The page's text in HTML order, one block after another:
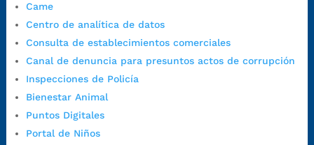
Came
Centro de analítica de datos
Consulta de establecimientos comerciales
Canal de denuncia para presuntos actos de corrupción
Inspecciones de Policía
Bienestar Animal
Puntos Digitales
Portal de Niños
Horario de Atención:
1:00 p.m. a 5:30 p.m. / viernes jornada continua en el horario de
7:00 a.m. a 5:00 p.m., con 30 minutos de descanso al medio día.
Horario de Atención CAME (Central):
Lunes a jueves: 7:00 a.m. a 12:00 m y de 1:00 p.m. a 5:30 p.m.
Viernes: 7:00 a.m. a 5:00 p.m. en Jornada Continua con
30 minutos de descanso al medio día.
Horario de Atención CAME (Norte):